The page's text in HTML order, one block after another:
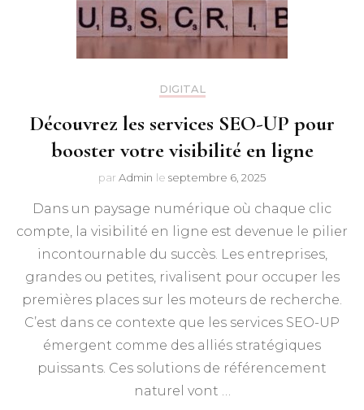
DIGITAL
Découvrez les services SEO-UP pour
booster votre visibilité en ligne
par Admin le septembre 6, 2025
Dans un paysage numérique où chaque clic
compte, la visibilité en ligne est devenue le pilier
incontournable du succès. Les entreprises,
grandes ou petites, rivalisent pour occuper les
premières places sur les moteurs de recherche.
C’est dans ce contexte que les services SEO-UP
émergent comme des alliés stratégiques
puissants. Ces solutions de référencement
naturel vont …